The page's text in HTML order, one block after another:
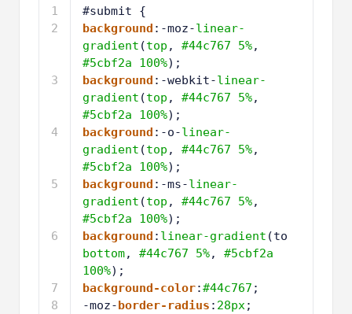
1
2
3
4
5
6
7
8
#submit {
background :-moz-linear-
gradient (top , #44c767 5%
#5cbf2a
100%);
background :-webkit-linear-
gradient (top , #44c767 5%
#5cbf2a
100%);
background :-o-linear-
gradient (top , #44c767 5%
#5cbf2a
100%);
background :-ms-linear-
gradient (top , #44c767 5%
#5cbf2a
100%);
background : linear-gradient
bottom, #44c767 5%, #5cbf2a
100%);
background-color:#44c767 ;
-moz- border-radius : 28px;